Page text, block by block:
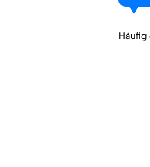
Häufig